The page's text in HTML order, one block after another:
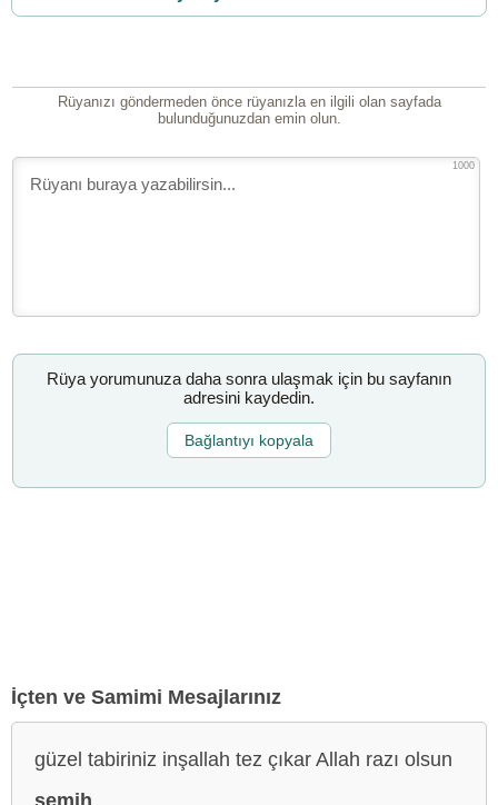
Rüyanızı göndermeden önce rüyanızla en ilgili olan sayfada
bulunduğunuzdan emin olun.
1000
Rüya yorumunuza daha sonra ulaşmak için bu sayfanın
adresini kaydedin.
Bağlantıyı kopyala
İçten ve Samimi Mesajlarınız
güzel tabiriniz inşallah tez çıkar Allah razı olsun
semih